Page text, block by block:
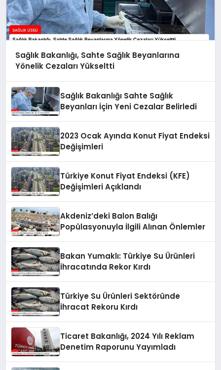
Sağlık Bakanlığı, Sahte Sağlık Beyanlarına
Yönelik Cezaları Yükseltti
Sağlık Bakanlığı Sahte Sağlık
Beyanları İçin Yeni Cezalar Belirledi
2023 Ocak Ayında Konut Fiyat Endeksi
Değişimleri
Türkiye Konut Fiyat Endeksi (KFE)
Değişimleri Açıklandı
Akdeniz’deki Balon Balığı
Popülasyonuyla İlgili Alınan Önlemler
Bakan Yumaklı: Türkiye Su Ürünleri
İhracatında Rekor Kırdı
Türkiye Su Ürünleri Sektöründe
İhracat Rekoru Kırdı
Ticaret Bakanlığı, 2024 Yılı Reklam
Denetim Raporunu Yayımladı